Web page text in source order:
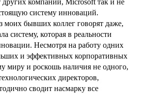
систему инноваций.
моих бывших коллег говорят даже,
систему, которая в реальности
Несмотря на работу одних
и эффективных корпоративных
миру и роскошь наличия не одного,
директоров,
сводит насмарку все